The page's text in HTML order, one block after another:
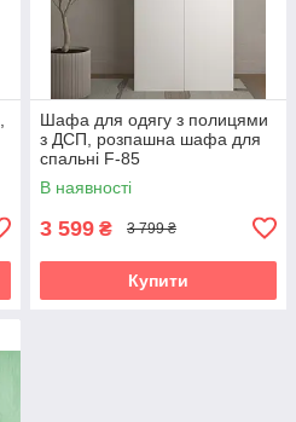
Шафа для одягу з полицями
з ДСП, розпашна шафа для
спальні F-85
В наявності
3 599 ₴ 3 799 ₴
Купити